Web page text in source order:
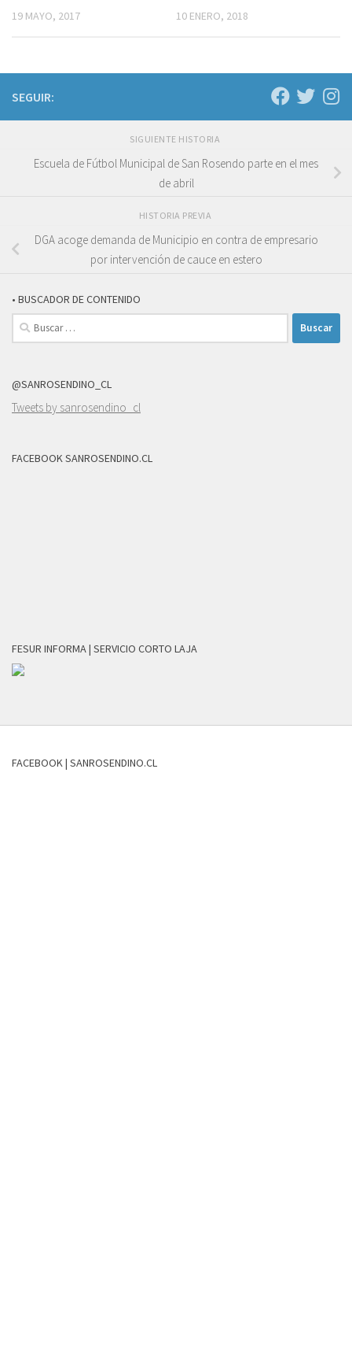
19 MAYO, 2017 10 ENERO, 2018
SEGUIR:
SIGUIENTE HISTORIA
Escuela de Fútbol Municipal de San Rosendo parte en el mes
de abril
HISTORIA PREVIA
DGA acoge demanda de Municipio en contra de empresario
por intervención de cauce en estero
• BUSCADOR DE CONTENIDO
Buscar:
@SANROSENDINO_CL
Tweets by sanrosendino_cl
FACEBOOK SANROSENDINO.CL
FESUR INFORMA | SERVICIO CORTO LAJA
FACEBOOK | SANROSENDINO.CL